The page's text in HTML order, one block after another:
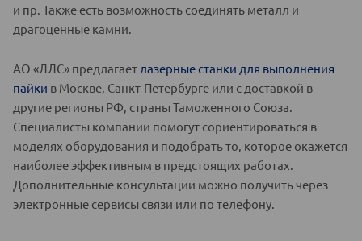
и пр. Также есть возможность соединять металл и
драгоценные камни.
АО «ЛЛС» предлагает лазерные станки для выполнения
пайки в Москве, Санкт-Петербурге или с доставкой в
другие регионы РФ, страны Таможенного Союза.
Специалисты компании помогут сориентироваться в
моделях оборудования и подобрать то, которое окажется
наиболее эффективным в предстоящих работах.
Дополнительные консультации можно получить через
электронные сервисы связи или по телефону.